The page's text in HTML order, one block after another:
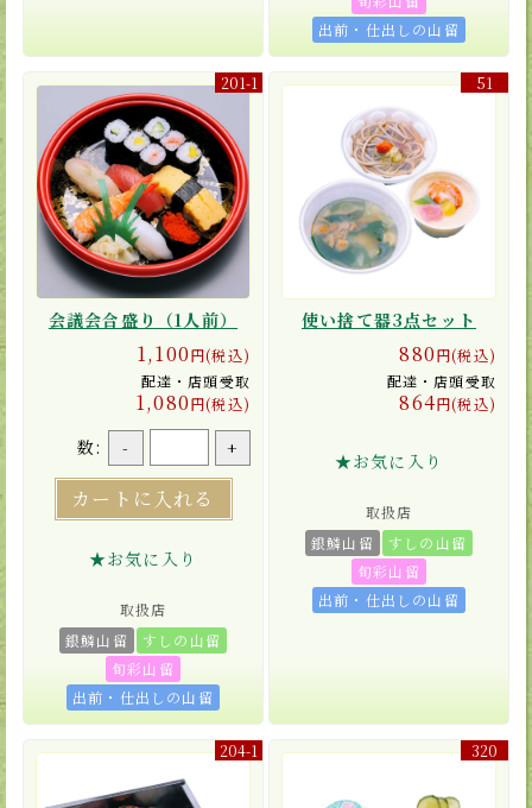
出前・仕出しの山留
201-1
会議会合盛り（1人前）
1,100円(税込)
配達・店頭受取
1,080円(税込)
数: - +
カートに入れる
★お気に入り
取扱店
銀鱗山留
すしの山留
旬彩山留
出前・仕出しの山留
51
使い捨て器3点セット
880円(税込)
配達・店頭受取
864円(税込)
★お気に入り
取扱店
銀鱗山留
すしの山留
旬彩山留
出前・仕出しの山留
204-1 320